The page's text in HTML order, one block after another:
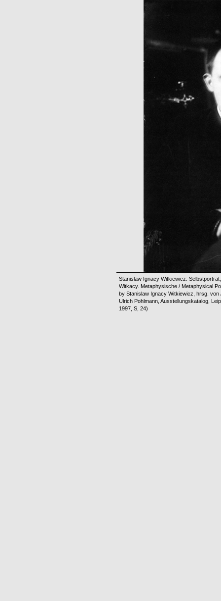
Stanislaw Ignacy Witkiewicz:
Witkacy. Metaphysische / Metaphysical
by Stanislaw Ignacy Witkiewicz, hrsg.
Ulrich Pohlmann, Ausstellungskatalog,
1997, S, 24)